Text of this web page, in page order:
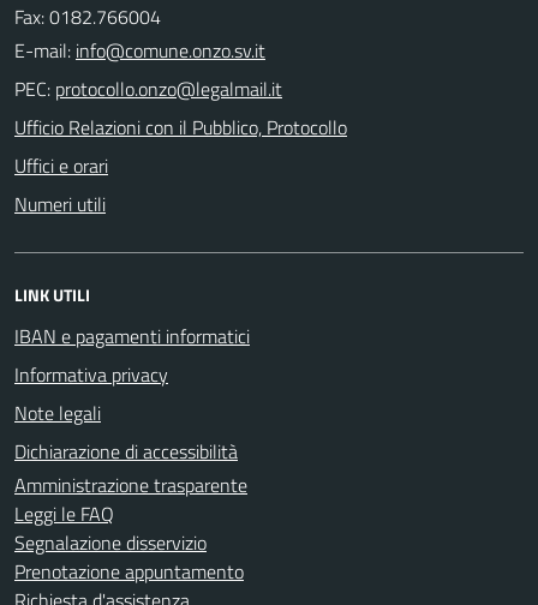
Fax: 0182.766004
E-mail:
PEC:
Ufficio Relazioni con il Pubblico, Protocollo
Uffici e orari
Numeri utili
LINK UTILI
IBAN e pagamenti informatici
Informativa privacy
Note legali
Dichiarazione di accessibilità
Amministrazione trasparente
Leggi le FAQ
Segnalazione disservizio
Prenotazione appuntamento